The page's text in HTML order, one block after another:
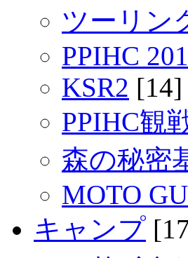
ツーリン
PPIHC
KSR2 [14]
PPIHC観
森の秘密
MOTO
キャンプ